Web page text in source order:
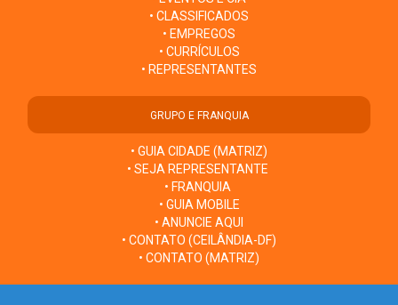
• CLASSIFICADOS
• EMPREGOS
• CURRÍCULOS
• REPRESENTANTES
GRUPO E FRANQUIA
• GUIA CIDADE (MATRIZ)
• SEJA REPRESENTANTE
• FRANQUIA
• GUIA MOBILE
• ANUNCIE AQUI
• CONTATO (CEILÂNDIA-DF)
• CONTATO (MATRIZ)